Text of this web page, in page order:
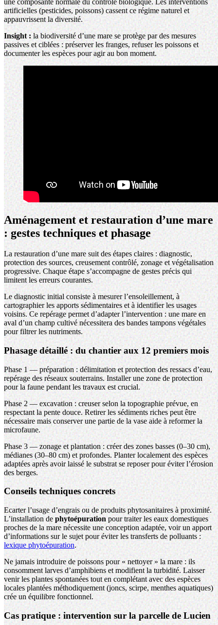
artificielles (pesticides, poissons) cassent ce régime naturel et
appauvrissent la diversité.
Insight :la biodiversité d’une mare se protège par des mesures
passives et ciblées : préserver les franges, refuser les poissons et
documenter les espèces pour agir au bon moment.
Aménagement et restauration d’une mare
: gestes techniques et phasage
La restauration d’une mare suit des étapes claires : diagnostic,
protection des sources, creusement contrôlé, zonageet végétalisation
progressive. Chaque étape s’accompagne de gestes précis qui
limitent les erreurs courantes.
Le diagnostic initial consiste à mesurer l’ensoleillement, à
cartographier les apports sédimentaires et à identifier les usages
voisins. Ce repérage permet d’adapter l’intervention : une mare en
aval d’un champ cultivé nécessitera des bandes tampons végétales
pour filtrer les nutriments.
Phasage détaillé : du chantier aux 12 premiers mois
Phase 1 — préparation : délimitation et protection des ressacs d’eau,
repérage des réseaux souterrains. Installer une zone de protection
pour la faune pendant les travaux est crucial.
Phase 2 — excavation : creuser selon la topographie prévue, en
respectant la pente douce. Retirer les sédiments riches peut être
nécessaire mais conserver une partie de la vase aide à reformer la
microfaune.
Phase 3 —zonageet plantation : créer des zones basses (0–30 cm),
médianes (30–80 cm) et profondes. Planter localement des espèces
adaptées après avoir laissé le substrat se reposer pour éviter l’érosion
des berges.
Conseils techniques concrets
Ecarter l’usage d’engrais ou de produits phytosanitaires à proximité.
L’installation de phytoépuration pour traiter les eaux domestiques
proches de la mare nécessite une conception adaptée, voir un apport
d’informations sur le sujet pour éviter les transferts de polluants :
lexique phytoépuration.
Ne jamais introduire de poissons pour « nettoyer » la mare : ils
consomment larves d’amphibiens et modifient la turbidité. Laisser
venir les plantes spontanées tout en complétant avec des espèces
locales plantées méthodiquement (joncs, scirpe, menthes aquatiques)
crée un équilibre fonctionnel.
Cas pratique : intervention sur la parcelle de Lucien